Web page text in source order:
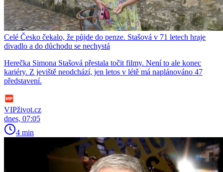
Celé Česko čekalo, že půjde do penze. Stašová v 71 letech hraje
divadlo a do důchodu se nechystá
Herečka Simona Stašová přestala točit filmy. Není to ale konec
kariéry. Z jeviště neodchází, jen letos v létě má naplánováno 47
představení.
VIPživot.cz
dnes, 07:05
4 min